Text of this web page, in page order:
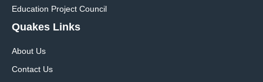
Education Project Council
Quakes Links
About Us
Contact Us